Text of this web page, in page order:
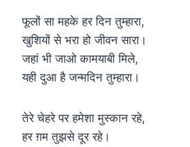
फूलों सा महके हर दिन तुम्हारा,
खुशियों से भरा हो जीवन सारा।
जहां भी जाओ कामयाबी मिले,
यही दुआ है जन्मदिन तुम्हारा।
तेरे चेहरे पर हमेशा मुस्कान रहे,
हर ग़म तुझसे दूर रहे।